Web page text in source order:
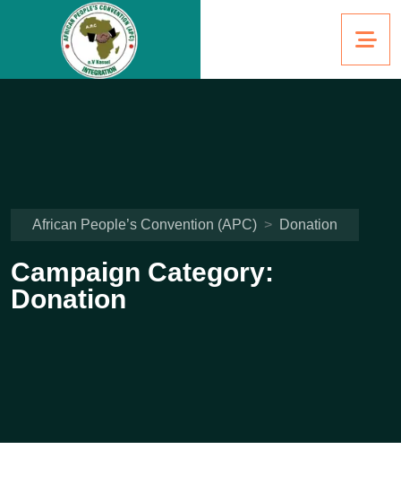
African People’s Convention (APC) > Donation
Campaign Category:
Donation